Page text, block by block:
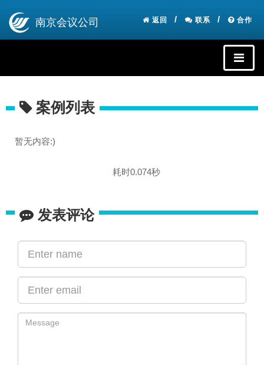
南京会议公司 返回 联系 合作
案例列表
暂无内容:)
耗时0.074秒
发表评论